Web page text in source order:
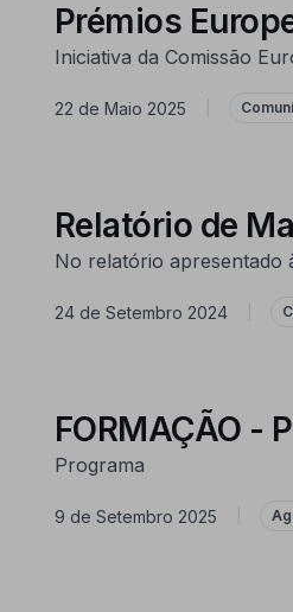
Prémios
Iniciativa da Comissão
22 de Maio 2025
Relatório de
No relatório apresentado
24 de Setembro 2024
FORMAÇÃO -
Programa
9 de Setembro 2025